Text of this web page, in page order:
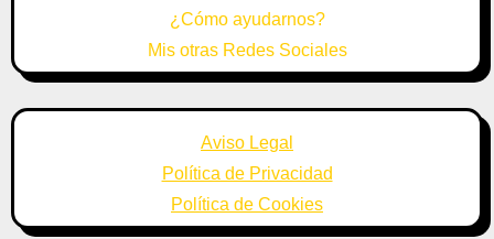
¿Cómo ayudarnos?
Mis otras Redes Sociales
Aviso Legal
Política de Privacidad
Política de Cookies